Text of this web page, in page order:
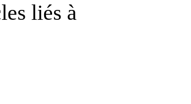
liés à